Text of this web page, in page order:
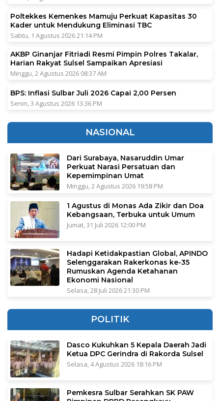
Poltekkes Kemenkes Mamuju Perkuat Kapasitas 30
Kader untuk Mendukung Eliminasi TBC
Sabtu, 1 Agustus 2026 21:14 PM
AKBP Ginanjar Fitriadi Resmi Pimpin Polres Takalar,
Harian Rakyat Sulsel Sampaikan Apresiasi
Minggu, 2 Agustus 2026 08:37 AM
BPS: Inflasi Sulbar Juli 2026 Capai 2,00 Persen
Senin, 3 Agustus 2026 13:36 PM
NASIONAL
Dari Surabaya, Nasaruddin Umar
Perkuat Narasi Persatuan dan
Kepemimpinan Umat
Minggu, 2 Agustus 2026 19:58 PM
1 Agustus di Monas Ada Zikir dan Doa
Kebangsaan, Terbuka untuk Umum
Jumat, 31 Juli 2026 12:00 PM
Hadapi Ketidakpastian Global, APINDO
Selenggarakan Rakerkonas ke-35
Rumuskan Agenda Ketahanan
Ekonomi Nasional
Selasa, 28 Juli 2026 21:30 PM
POLITIK
Dasco Kukuhkan 5 Kepala Daerah Jadi
Ketua DPC Gerindra di Rakorda Sulsel
Selasa, 4 Agustus 2026 18:16 PM
Pemkesra Sulbar Serahkan SK PAW